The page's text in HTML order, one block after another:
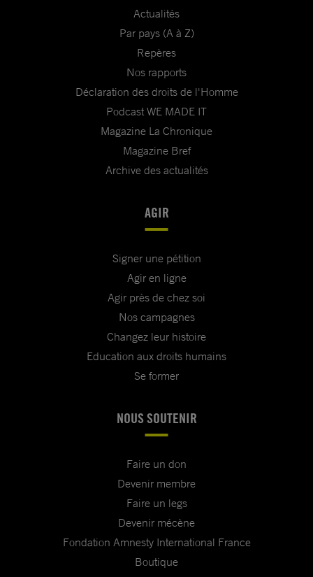
Actualités
Par pays (A à Z)
Repères
Nos rapports
Déclaration des droits de l'Homme
Podcast WE MADE IT
Magazine La Chronique
Magazine Bref
Archive des actualités
AGIR
Signer une pétition
Agir en ligne
Agir près de chez soi
Nos campagnes
Changez leur histoire
Education aux droits humains
Se former
NOUS SOUTENIR
Faire un don
Devenir membre
Faire un legs
Devenir mécène
Fondation Amnesty International France
Boutique